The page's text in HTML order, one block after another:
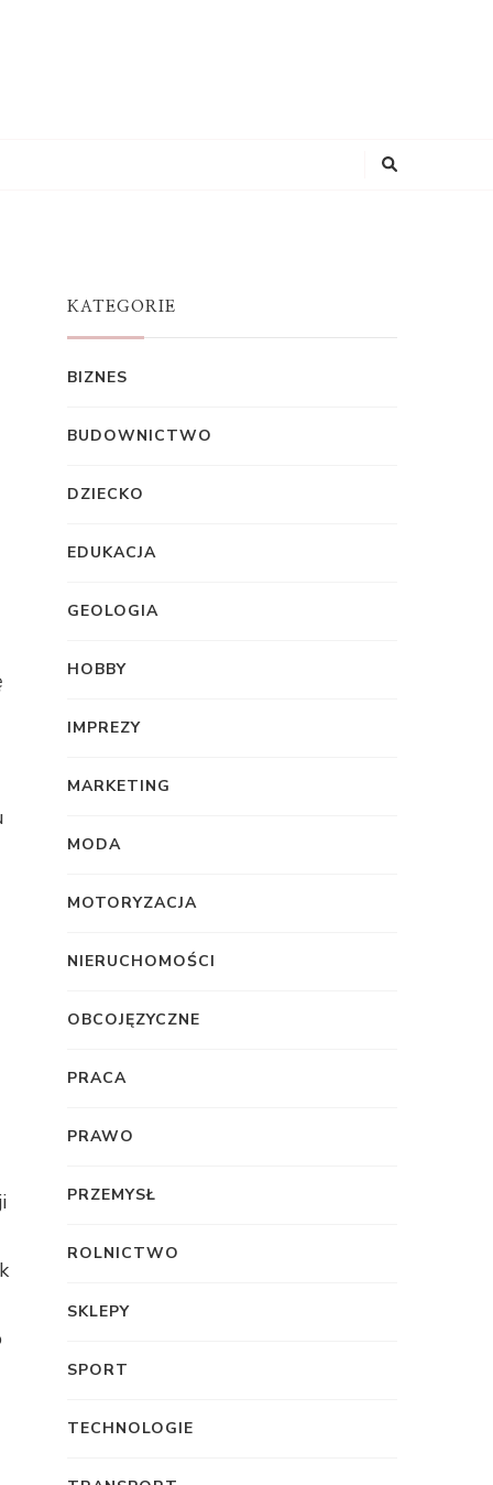
KATEGORIE
BIZNES
BUDOWNICTWO
DZIECKO
EDUKACJA
GEOLOGIA
HOBBY
IMPREZY
MARKETING
MODA
MOTORYZACJA
NIERUCHOMOŚCI
OBCOJĘZYCZNE
PRACA
PRAWO
PRZEMYSŁ
ROLNICTWO
SKLEPY
SPORT
TECHNOLOGIE